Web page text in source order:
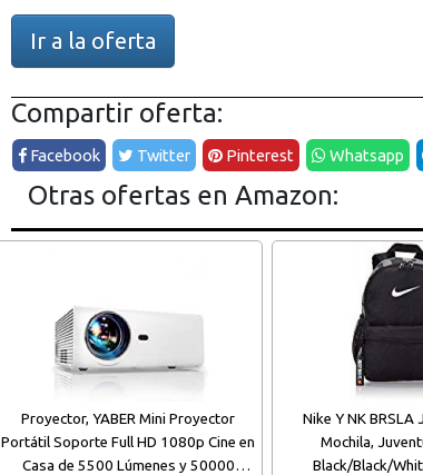
Ir a la oferta
Compartir oferta:
Facebook Twitter Pinterest Whatsapp
Otras ofertas en Amazon:
Proyector, YABER Mini Proyector
Portátil Soporte Full HD 1080p Cine en
Casa de 5500 Lúmenes y 50000
Nike Y NK BRSLA
Mochila,
Black/Black/